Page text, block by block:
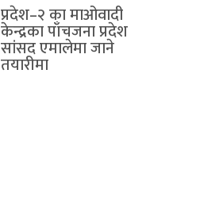
प्रदेश–२ का माओवादी
केन्द्रका पाँचजना प्रदेश
सांसद एमालेमा जाने
तयारीमा